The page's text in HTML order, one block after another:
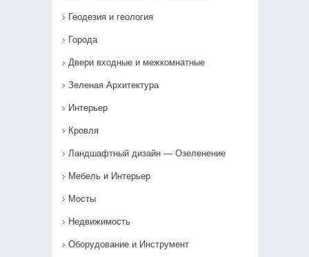
Геодезия и геология
Города
Двери входные и межкомнатные
Зеленая Архитектура
Интерьер
Кровля
Ландшафтный дизайн — Озеленение‎
Мебель и Интерьер
Мосты
Недвижимость
Оборудование и Инструмент